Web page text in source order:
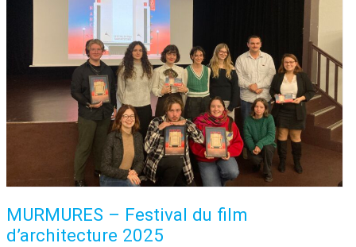
MURMURES – Festival du film
d’architecture 2025